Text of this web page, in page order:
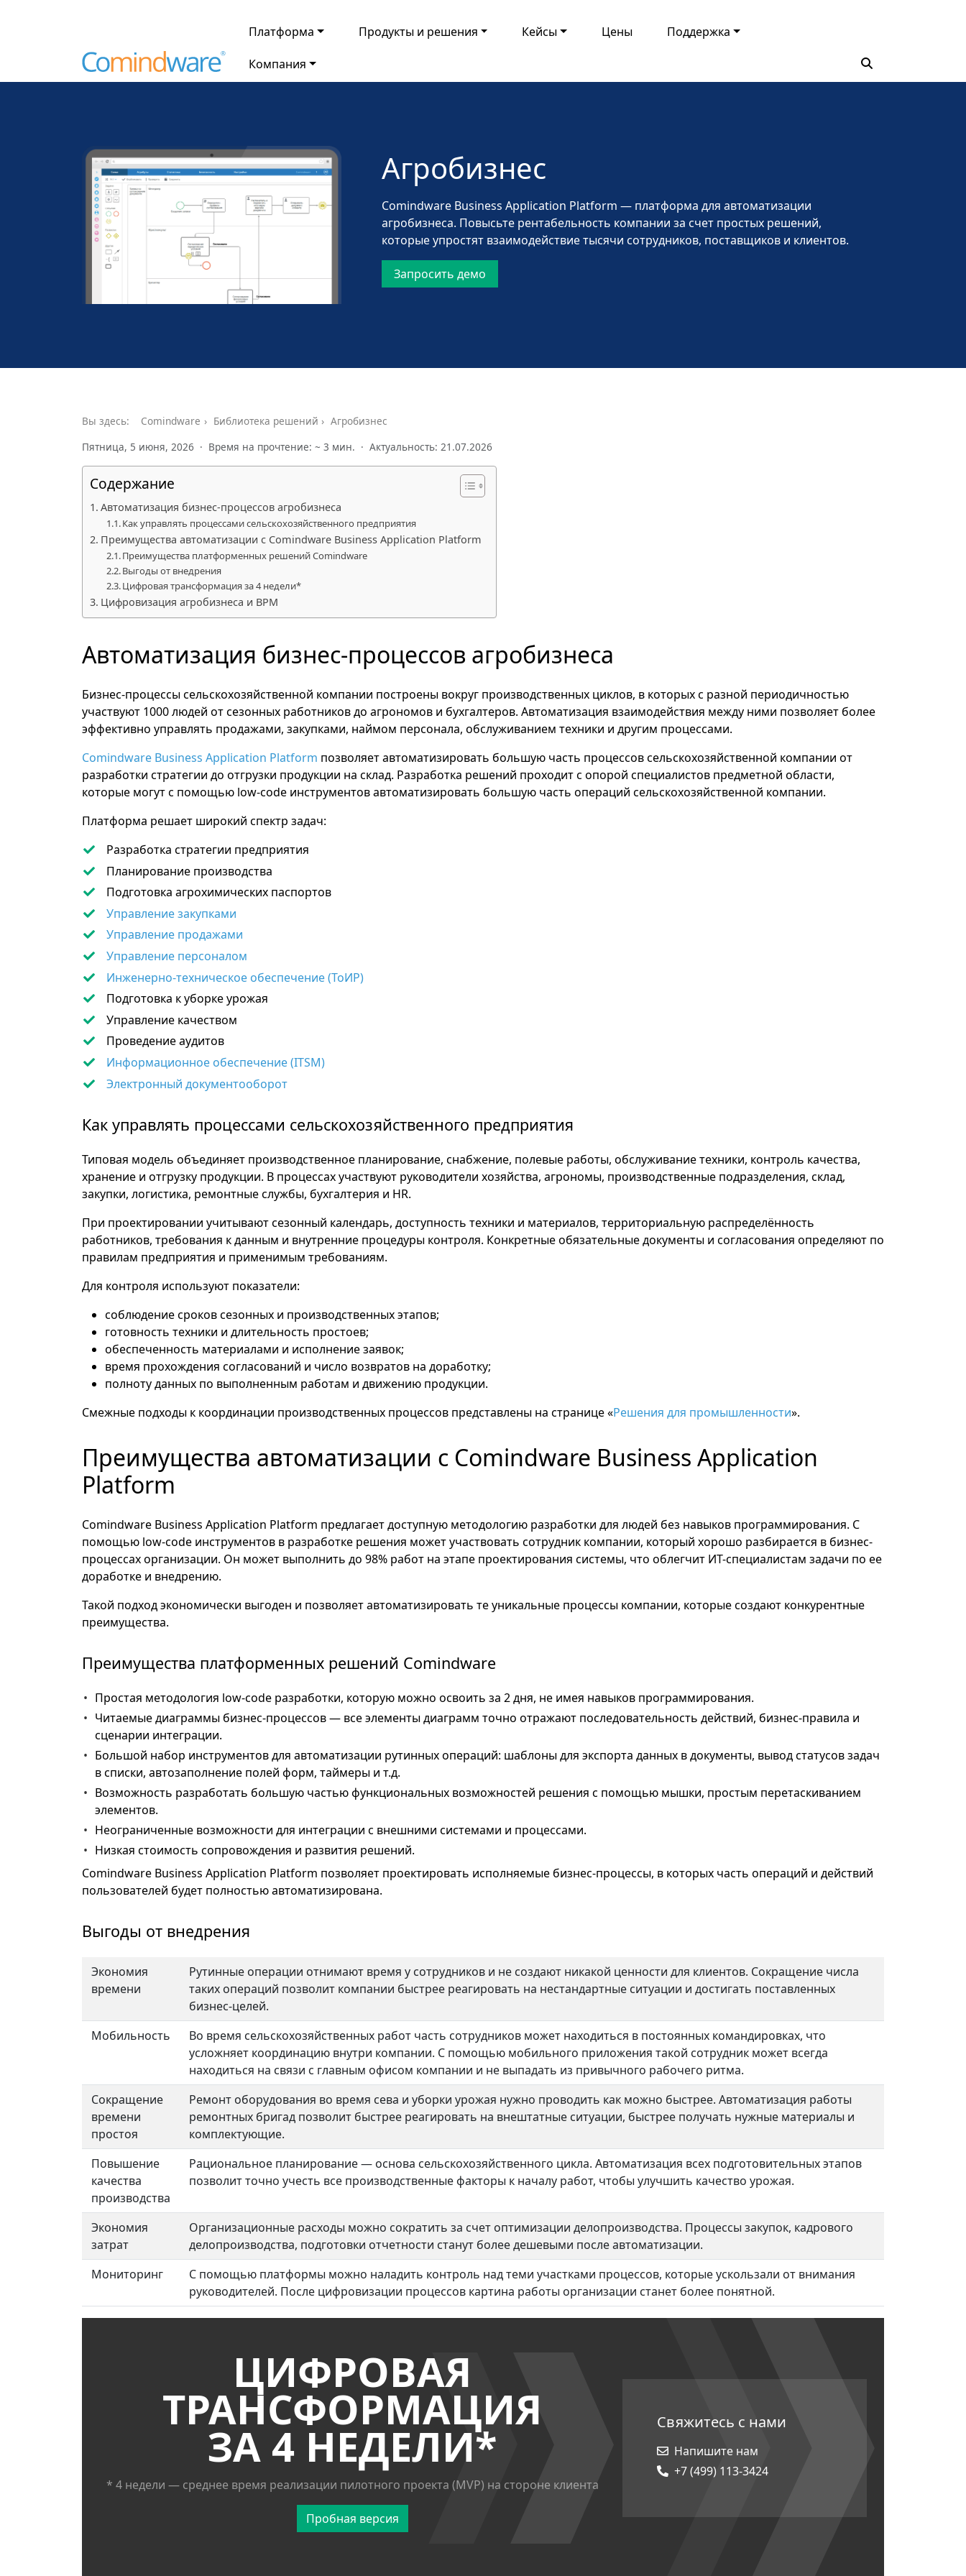
Платформа Продукты и решения Кейсы Цены Поддержка
Компания
Агробизнес
Comindware Business Application Platform — платформа для автоматизации
агробизнеса. Повысьте рентабельность компании за счет простых решений,
которые упростят взаимодействие тысячи сотрудников, поставщиков и клиентов.
Запросить демо
Вы здесь: Comindware Библиотека решений
Агробизнес
Пятница, 5 июня, 2026 · Время на прочтение: ~ 3 мин. · Актуальность: 21.07.2026
Содержание
Автоматизация бизнес-процессов агробизнеса
Как управлять процессами сельскохозяйственного предприятия
Преимущества автоматизации с Comindware Business Application Platform
Преимущества платформенных решений Comindware
Выгоды от внедрения
Цифровая трансформация за 4 недели*
Цифровизация агробизнеса и BPM
Автоматизация бизнес-процессов агробизнеса
Бизнес-процессы сельскохозяйственной компании построены вокруг производственных циклов, в которых с разной периодичностью
участвуют 1000 людей от сезонных работников до агрономов и бухгалтеров. Автоматизация взаимодействия между ними позволяет более
эффективно управлять продажами, закупками, наймом персонала, обслуживанием техники и другим процессами.
Comindware Business Application Platform позволяет автоматизировать большую часть процессов сельскохозяйственной компании от
разработки стратегии до отгрузки продукции на склад. Разработка решений проходит с опорой специалистов предметной области,
которые могут с помощью low-code инструментов автоматизировать большую часть операций сельскохозяйственной компании.
Платформа решает широкий спектр задач:
Разработка стратегии предприятия
Планирование производства
Подготовка агрохимических паспортов
Управление закупками
Управление продажами
Управление персоналом
Инженерно-техническое обеспечение (ТоИР)
Подготовка к уборке урожая
Управление качеством
Проведение аудитов
Информационное обеспечение (ITSM)
Электронный документооборот
Как управлять процессами сельскохозяйственного предприятия
Типовая модель объединяет производственное планирование, снабжение, полевые работы, обслуживание техники, контроль качества,
хранение и отгрузку продукции. В процессах участвуют руководители хозяйства, агрономы, производственные подразделения, склад,
закупки, логистика, ремонтные службы, бухгалтерия и HR.
При проектировании учитывают сезонный календарь, доступность техники и материалов, территориальную распределённость
работников, требования к данным и внутренние процедуры контроля. Конкретные обязательные документы и согласования определяют по
правилам предприятия и применимым требованиям.
Для контроля используют показатели:
соблюдение сроков сезонных и производственных этапов;
готовность техники и длительность простоев;
обеспеченность материалами и исполнение заявок;
время прохождения согласований и число возвратов на доработку;
полноту данных по выполненным работам и движению продукции.
Смежные подходы к координации производственных процессов представлены на странице «Решения для промышленности».
Преимущества автоматизации с Comindware Business Application
Platform
Comindware Business Application Platform предлагает доступную методологию разработки для людей без навыков программирования. С
помощью low-code инструментов в разработке решения может участвовать сотрудник компании, который хорошо разбирается в бизнес-
процессах организации. Он может выполнить до 98% работ на этапе проектирования системы, что облегчит ИТ-специалистам задачи по ее
доработке и внедрению.
Такой подход экономически выгоден и позволяет автоматизировать те уникальные процессы компании, которые создают конкурентные
преимущества.
Преимущества платформенных решений Comindware
Простая методология low-code разработки, которую можно освоить за 2 дня, не имея навыков программирования.
Читаемые диаграммы бизнес-процессов — все элементы диаграмм точно отражают последовательность действий, бизнес-правила и
сценарии интеграции.
Большой набор инструментов для автоматизации рутинных операций: шаблоны для экспорта данных в документы, вывод статусов задач
в списки, автозаполнение полей форм, таймеры и т.д.
Возможность разработать большую частью функциональных возможностей решения с помощью мышки, простым перетаскиванием
элементов.
Неограниченные возможности для интеграции с внешними системами и процессами.
Низкая стоимость сопровождения и развития решений.
Comindware Business Application Platform позволяет проектировать исполняемые бизнес-процессы, в которых часть операций и действий
пользователей будет полностью автоматизирована.
Выгоды от внедрения
Экономия
времени
Рутинные операции отнимают время у сотрудников и не создают никакой ценности для клиентов. Сокращение числа
таких операций позволит компании быстрее реагировать на нестандартные ситуации и достигать поставленных
бизнес-целей.
Мобильность
Во время сельскохозяйственных работ часть сотрудников может находиться в постоянных командировках, что
усложняет координацию внутри компании. С помощью мобильного приложения такой сотрудник может всегда
находиться на связи с главным офисом компании и не выпадать из привычного рабочего ритма.
Сокращение
времени
простоя
Ремонт оборудования во время сева и уборки урожая нужно проводить как можно быстрее. Автоматизация работы
ремонтных бригад позволит быстрее реагировать на внештатные ситуации, быстрее получать нужные материалы и
комплектующие.
Повышение
качества
производства
Рациональное планирование — основа сельскохозяйственного цикла. Автоматизация всех подготовительных этапов
позволит точно учесть все производственные факторы к началу работ, чтобы улучшить качество урожая.
Экономия
затрат
Организационные расходы можно сократить за счет оптимизации делопроизводства. Процессы закупок, кадрового
делопроизводства, подготовки отчетности станут более дешевыми после автоматизации.
Мониторинг
С помощью платформы можно наладить контроль над теми участками процессов, которые ускользали от внимания
руководителей. После цифровизации процессов картина работы организации станет более понятной.
ЦИФРОВАЯ
ТРАНСФОРМАЦИЯ
ЗА 4 НЕДЕЛИ*
* 4 недели — среднее время реализации пилотного проекта (MVP) на стороне клиента
Пробная версия
Свяжитесь с нами
Напишите нам
+7 (499) 113-3424